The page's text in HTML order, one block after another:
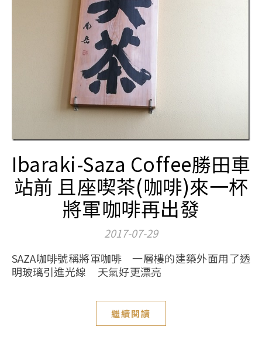
Ibaraki-Saza Coffee勝田車
站前 且座喫茶(咖啡)來一杯
將軍咖啡再出發
2017-07-29
SAZA咖啡號稱將軍咖啡 一層樓的建築外面用了透
明玻璃引進光線 天氣好更漂亮
繼續閱讀